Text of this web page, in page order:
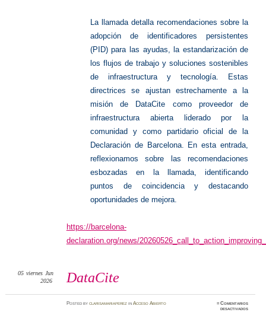
La llamada detalla recomendaciones sobre la
adopción de identificadores persistentes
(PID) para las ayudas, la estandarización de
los flujos de trabajo y soluciones sostenibles
de infraestructura y tecnología. Estas
directrices se ajustan estrechamente a la
misión de DataCite como proveedor de
infraestructura abierta liderado por la
comunidad y como partidario oficial de la
Declaración de Barcelona. En esta entrada,
reflexionamos sobre las recomendaciones
esbozadas en la llamada, identificando
puntos de coincidencia y destacando
oportunidades de mejora.
https://barcelona-
declaration.org/news/
DataCite
05 viernes Jun
2026
Postedbyclarisamariaperez inAcceso Abierto ≈Comentarios
desactivadosen